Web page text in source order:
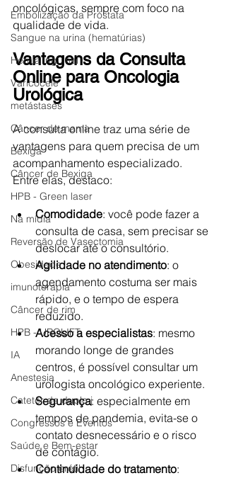
Embolização da Próstata
Sangue na urina (hematúrias)
Hérnia inguinal
Varicocele
metástases
Câncer de mama
Bexiga
Câncer de Bexiga
HPB - Green laser
Na mídia
Reversão de Vasectomia
Obesidade
imunoterapia
Câncer de rim
HPB - UROLIFT
IA
Anestesia
Cateter de duplo j
Congressos e Eventos
Saúde e Bem-estar
Disfunção erétil
oncológicas, sempre com foco na
qualidade de vida.
Vantagens da Consulta
Online para Oncologia
Urológica
A consulta online traz uma série de
vantagens para quem precisa de um
acompanhamento especializado.
Entre elas, destaco:
Comodidade: você pode fazer a
consulta de casa, sem precisar se
deslocar até o consultório.
Agilidade no atendimento: o
agendamento costuma ser mais
rápido, e o tempo de espera
reduzido.
Acesso a especialistas: mesmo
morando longe de grandes
centros, é possível consultar um
urologista oncológico experiente.
Segurança: especialmente em
tempos de pandemia, evita-se o
contato desnecessário e o risco
de contágio.
Continuidade do tratamento: